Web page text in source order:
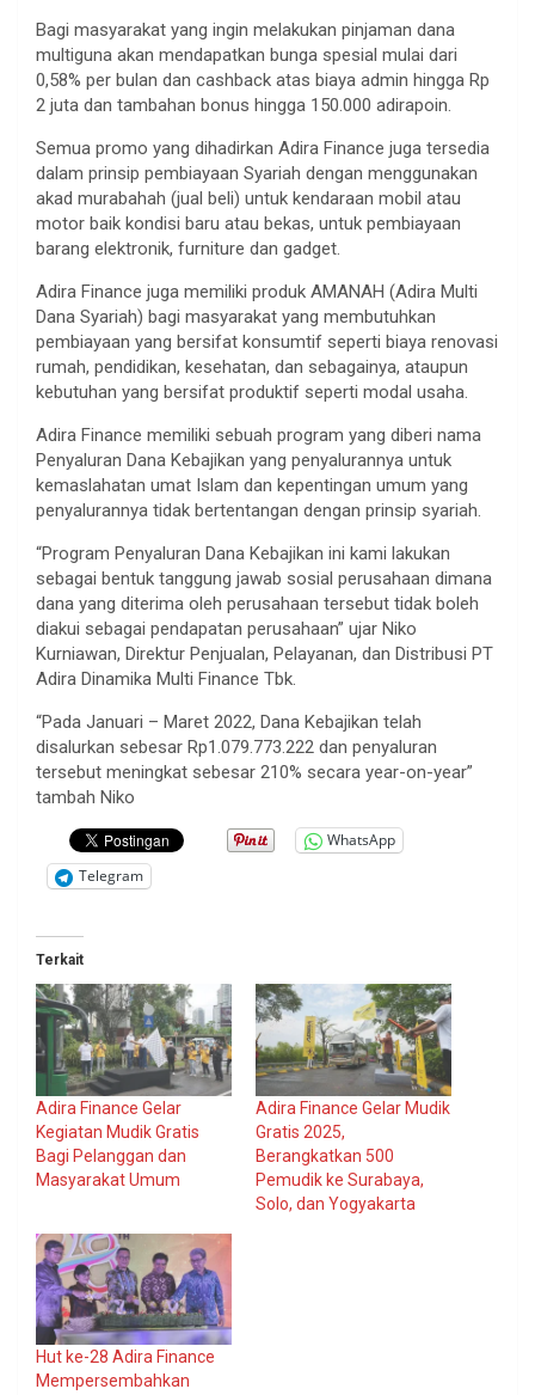
Bagi masyarakat yang ingin melakukan pinjaman dana
multiguna akan mendapatkan bunga spesial mulai dari
0,58% per bulan dan cashback atas biaya admin hingga Rp
2 juta dan tambahan bonus hingga 150.000 adirapoin.
Semua promo yang dihadirkan Adira Finance juga tersedia
dalam prinsip pembiayaan Syariah dengan menggunakan
akad murabahah (jual beli) untuk kendaraan mobil atau
motor baik kondisi baru atau bekas, untuk pembiayaan
barang elektronik, furniture dan gadget.
Adira Finance juga memiliki produk AMANAH (Adira Multi
Dana Syariah) bagi masyarakat yang membutuhkan
pembiayaan yang bersifat konsumtif seperti biaya renovasi
rumah, pendidikan, kesehatan, dan sebagainya, ataupun
kebutuhan yang bersifat produktif seperti modal usaha.
Adira Finance memiliki sebuah program yang diberi nama
Penyaluran Dana Kebajikan yang penyalurannya untuk
kemaslahatan umat Islam dan kepentingan umum yang
penyalurannya tidak bertentangan dengan prinsip syariah.
“Program Penyaluran Dana Kebajikan ini kami lakukan
sebagai bentuk tanggung jawab sosial perusahaan dimana
dana yang diterima oleh perusahaan tersebut tidak boleh
diakui sebagai pendapatan perusahaan” ujar Niko
Kurniawan, Direktur Penjualan, Pelayanan, dan Distribusi PT
Adira Dinamika Multi Finance Tbk.
“Pada Januari – Maret 2022, Dana Kebajikan telah
disalurkan sebesar Rp1.079.773.222 dan penyaluran
tersebut meningkat sebesar 210% secara year-on-year”
tambah Niko
WhatsApp
Telegram
Terkait
Adira Finance Gelar
Kegiatan Mudik Gratis
Bagi Pelanggan dan
Masyarakat Umum
Adira Finance Gelar Mudik
Gratis 2025,
Berangkatkan 500
Pemudik ke Surabaya,
Solo, dan Yogyakarta
Hut ke-28 Adira Finance
Mempersembahkan